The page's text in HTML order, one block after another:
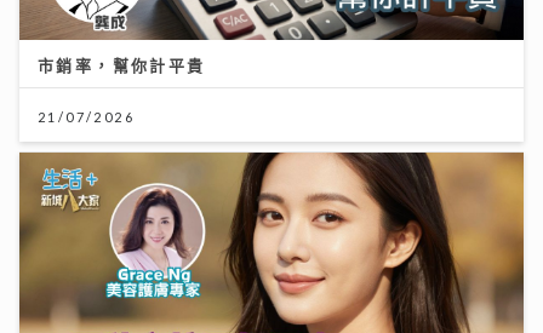
市銷率，幫你計平貴
21/07/2026